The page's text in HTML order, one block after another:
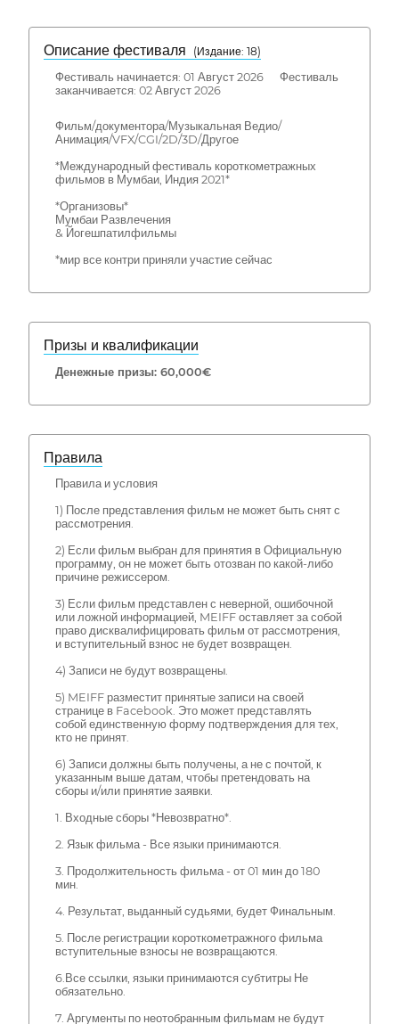
Описание фестиваля
( Издание: 18)
Фестиваль начинается: 01 Август 2026 Фестиваль
заканчивается: 02 Август 2026
Фильм/документора/Музыкальная Ведио/
Анимация/VFX/CGI/2D/3D/Другое
*Международный фестиваль короткометражных
фильмов в Мумбаи, Индия 2021*
*Организовы*
Мумбаи Развлечения
& Йогешпатилфильмы
*мир все контри приняли участие сейчас
Призы и квалификации
Денежные призы: 60,000€
Правила
Правила и условия
1) После представления фильм не может быть снят с
рассмотрения.
2) Если фильм выбран для принятия в Официальную
программу, он не может быть отозван по какой-либо
причине режиссером.
3) Если фильм представлен с неверной, ошибочной
или ложной информацией, MEIFF оставляет за собой
право дисквалифицировать фильм от рассмотрения,
и вступительный взнос не будет возвращен.
4) Записи не будут возвращены.
5) MEIFF разместит принятые записи на своей
странице в Facebook. Это может представлять
собой единственную форму подтверждения для тех,
кто не принят.
6) Записи должны быть получены, а не с почтой, к
указанным выше датам, чтобы претендовать на
сборы и/или принятие заявки.
1. Входные сборы *Невозвратно*.
2. Язык фильма - Все языки принимаются.
3. Продолжительность фильма - от 01 мин до 180
мин.
4. Результат, выданный судьями, будет Финальным.
5. После регистрации короткометражного фильма
вступительные взносы не возвращаются.
6.Все ссылки, языки принимаются субтитры Не
обязательно.
7. Аргументы по неотобранным фильмам не будут